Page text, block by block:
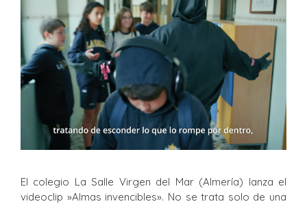
El colegio La Salle Virgen del Mar (Almería) lanza el
videoclip »Almas invencibles». No se trata solo de una